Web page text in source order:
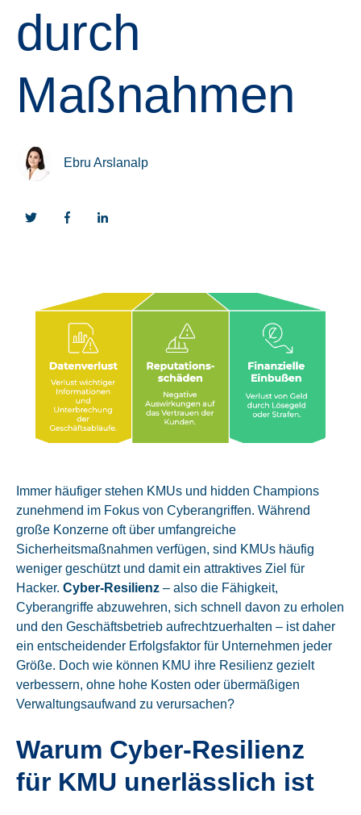
durch
Maßnahmen
Ebru Arslanalp
Immer häufiger stehen KMUs und hidden Champions
zunehmend im Fokus von Cyberangriffen. Während
große Konzerne oft über umfangreiche
Sicherheitsmaßnahmen verfügen, sind KMUs häufig
weniger geschützt und damit ein attraktives Ziel für
Hacker. Cyber-Resilienz – also die Fähigkeit,
Cyberangriffe abzuwehren, sich schnell davon zu erholen
und den Geschäftsbetrieb aufrechtzuerhalten – ist daher
ein entscheidender Erfolgsfaktor für Unternehmen jeder
Größe. Doch wie können KMU ihre Resilienz gezielt
verbessern, ohne hohe Kosten oder übermäßigen
Verwaltungsaufwand zu verursachen?
Warum Cyber-Resilienz
für KMU unerlässlich ist